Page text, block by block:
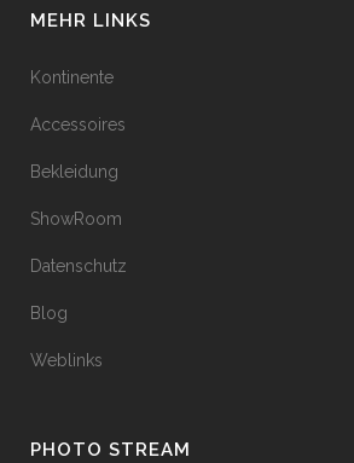
MEHR LINKS
Kontinente
Accessoires
Bekleidung
ShowRoom
Datenschutz
Blog
Weblinks
PHOTO STREAM